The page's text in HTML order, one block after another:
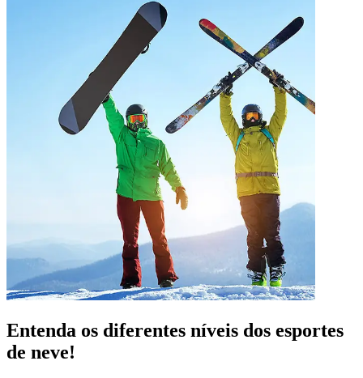
Entenda os diferentes níveis dos esportes
de neve!